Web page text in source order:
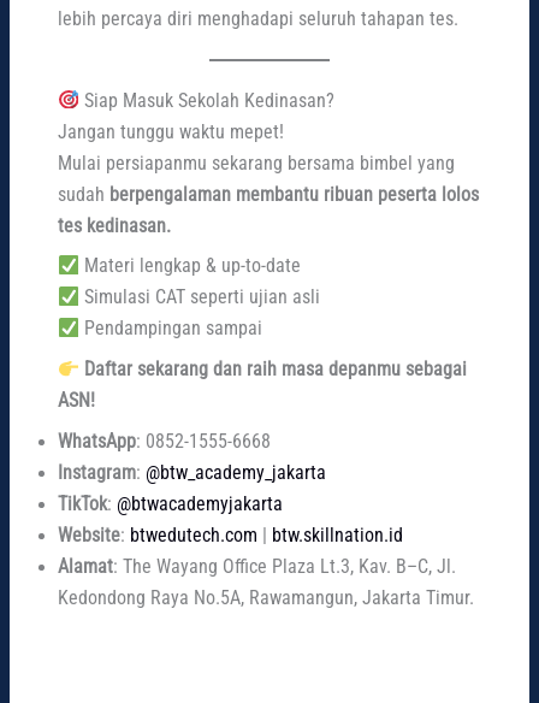
lebih percaya diri menghadapi seluruh tahapan tes.
Siap Masuk Sekolah Kedinasan?
Jangan tunggu waktu mepet!
Mulai persiapanmu sekarang bersama bimbel yang
sudah berpengalaman membantu ribuan peserta lolos
tes kedinasan.
Materi lengkap & up-to-date
Simulasi CAT seperti ujian asli
Pendampingan sampai
Daftar sekarang dan raih masa depanmu sebagai
ASN!
WhatsApp: 0852-1555-6668
Instagram: @btw_academy_jakarta
TikTok: @btwacademyjakarta
Website: btwedutech.com
btw.skillnation.id
Alamat: The Wayang Office Plaza Lt.3, Kav. B–C, Jl.
Kedondong Raya No.5A, Rawamangun, Jakarta Timur.